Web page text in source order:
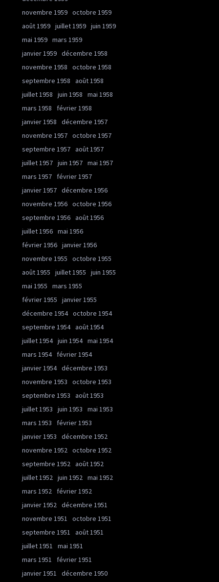
novembre 1959 octobre 1959
août 1959 juillet 1959 juin 1959
mai 1959 mars 1959
janvier 1959 décembre 1958
novembre 1958
octobre 1958
septembre 1958
août 1958
juillet 1958
juin 1958
mai 1958
mars 1958
février 1958
janvier 1958
décembre 1957
novembre 1957 octobre 1957
septembre 1957 août 1957
juillet 1957 juin 1957 mai 1957
mars 1957
février 1957
janvier 1957 décembre 1956
novembre 1956 octobre 1956
septembre 1956 août 1956
juillet 1956 mai 1956
février 1956 janvier 1956
novembre 1955
octobre 1955
août 1955
juillet 1955
juin 1955
mai 1955
mars 1955
février 1955
janvier 1955
décembre 1954 octobre 1954
septembre 1954 août 1954
juillet 1954 juin 1954 mai 1954
mars 1954
février 1954
janvier 1954 décembre 1953
novembre 1953
octobre 1953
septembre 1953
août 1953
juillet 1953
juin 1953
mai 1953
mars 1953
février 1953
janvier 1953
décembre 1952
novembre 1952 octobre 1952
septembre 1952 août 1952
juillet 1952 juin 1952 mai 1952
mars 1952
février 1952
janvier 1952 décembre 1951
novembre 1951
octobre 1951
septembre 1951
août 1951
juillet 1951
mai 1951
mars 1951
février 1951
janvier 1951
décembre 1950